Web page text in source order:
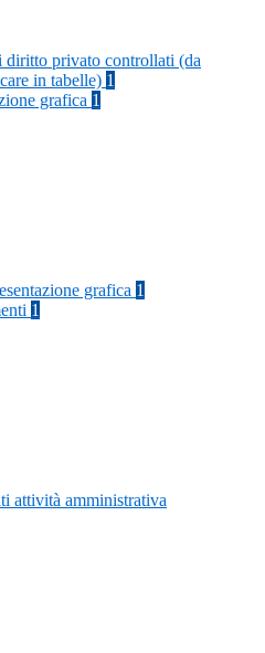
diritto privato controllati (da
in tabelle) 1
grafica 1
grafica 1
1
attività amministrativa